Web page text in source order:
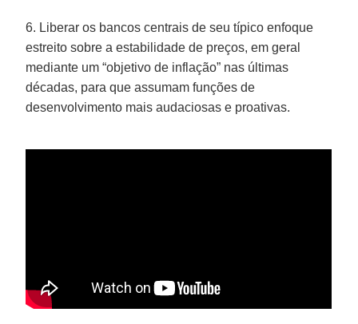
6. Liberar os bancos centrais de seu típico enfoque
estreito sobre a estabilidade de preços, em geral
mediante um “objetivo de inflação” nas últimas
décadas, para que assumam funções de
desenvolvimento mais audaciosas e proativas.